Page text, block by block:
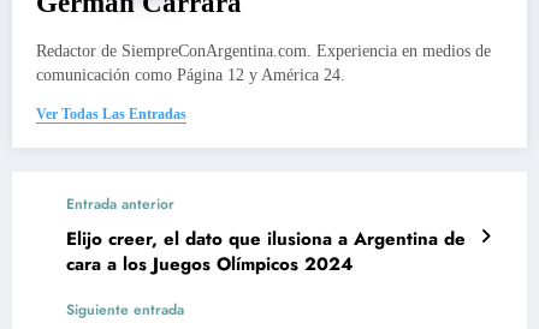
Redactor de SiempreConArgentina.com. Experiencia en medios de
comunicación como Página 12 y América 24.
Ver Todas Las Entradas
Entrada anterior
Elijo creer, el dato que ilusiona a Argentina de
cara a los Juegos Olímpicos 2024
Siguiente entrada